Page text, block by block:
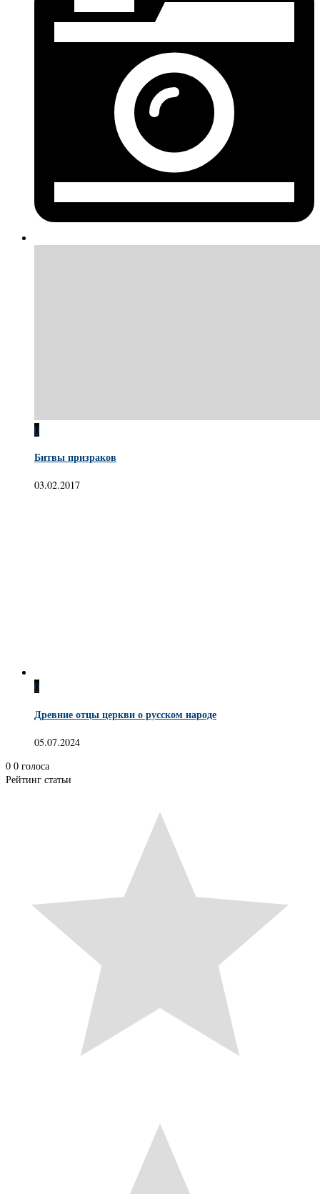
0
Битвы призраков
03.02.2017
0
Древние отцы церкви о русском народе
05.07.2024
0 0 голоса
Рейтинг статьи